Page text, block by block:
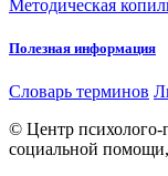
Методическая
Полезная информация
Словарь терминов
© Центр психолого-
социальной